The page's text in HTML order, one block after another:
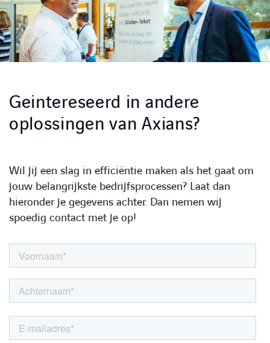
Geintereseerd in andere
oplossingen van Axians?
Wil jij een slag in efficiëntie maken als het gaat om
jouw belangrijkste bedrijfsprocessen? Laat dan
hieronder je gegevens achter. Dan nemen wij
spoedig contact met je op!